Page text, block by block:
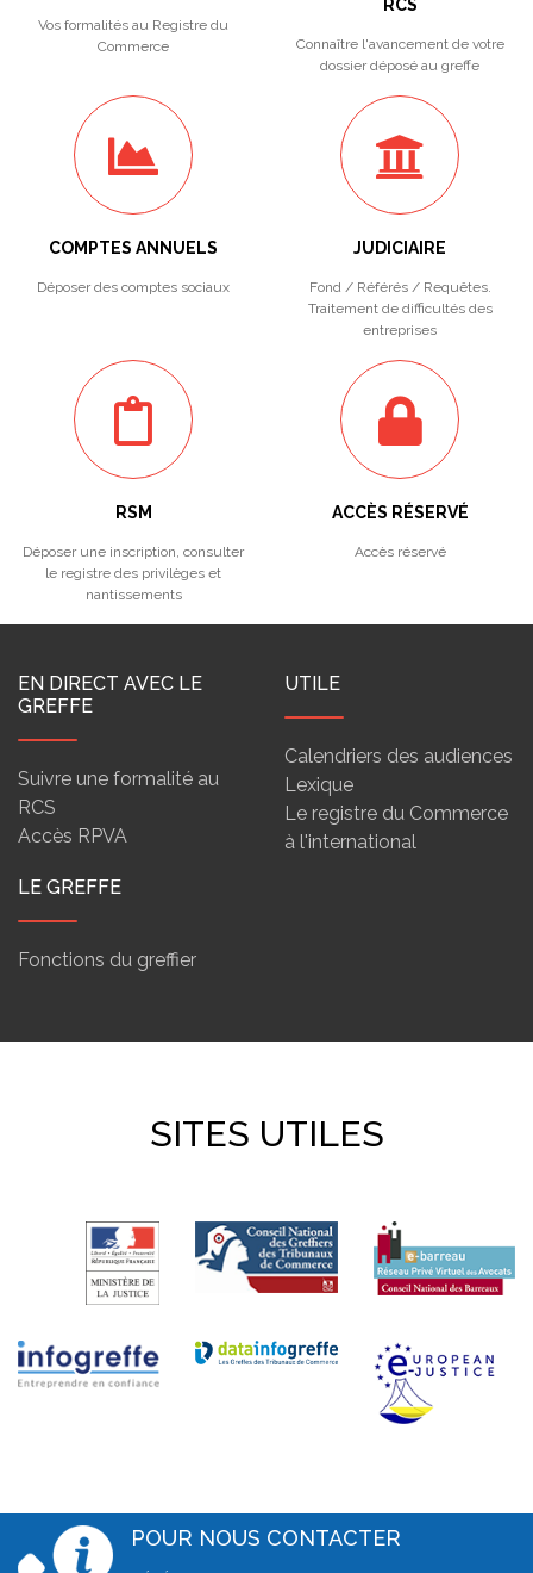
Vos formalités au Registre du
Commerce
RCS
Connaître l'avancement de votre
dossier déposé au greffe
COMPTES ANNUELS
Déposer des comptes sociaux
JUDICIAIRE
Fond / Référés / Requêtes.
Traitement de difficultés des
entreprises
RSM
Déposer une inscription, consulter
le registre des privilèges et
nantissements
ACCÈS RÉSERVÉ
Accès réservé
EN DIRECT AVEC LE
GREFFE
Suivre une formalité au
RCS
Accès RPVA
UTILE
Calendriers des audiences
Lexique
Le registre du Commerce
à l'international
LE GREFFE
Fonctions du greffier
SITES UTILES
POUR NOUS CONTACTER